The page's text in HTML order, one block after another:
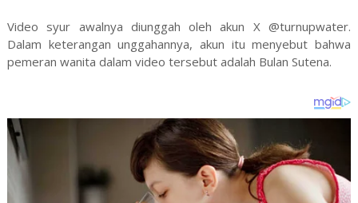
Video syur awalnya diunggah oleh akun X @turnupwater.
Dalam keterangan unggahannya, akun itu menyebut bahwa
pemeran wanita dalam video tersebut adalah Bulan Sutena.